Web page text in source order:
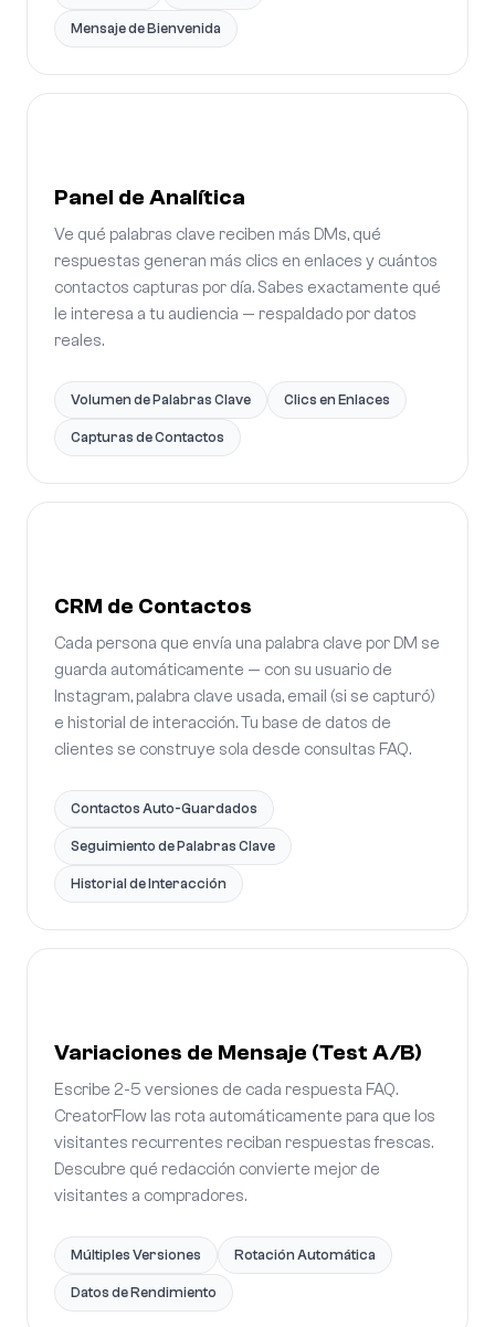
Mensaje de Bienvenida
Panel de Analítica
Ve qué palabras clave reciben más DMs, qué
respuestas generan más clics en enlaces y cuántos
contactos capturas por día. Sabes exactamente qué
le interesa a tu audiencia — respaldado por datos
reales.
Volumen de Palabras Clave Clics en Enlaces
Capturas de Contactos
CRM de Contactos
Cada persona que envía una palabra clave por DM se
guarda automáticamente — con su usuario de
Instagram, palabra clave usada, email (si se capturó)
e historial de interacción. Tu base de datos de
clientes se construye sola desde consultas FAQ.
Contactos Auto-Guardados
Seguimiento de Palabras Clave
Historial de Interacción
Variaciones de Mensaje (Test A/B)
Escribe 2-5 versiones de cada respuesta FAQ.
CreatorFlow las rota automáticamente para que los
visitantes recurrentes reciban respuestas frescas.
Descubre qué redacción convierte mejor de
visitantes a compradores.
Múltiples Versiones Rotación Automática
Datos de Rendimiento